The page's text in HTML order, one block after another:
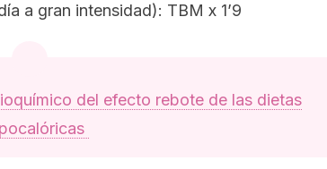
a gran intensidad): TBM x 1’9
del efecto rebote de las dietas